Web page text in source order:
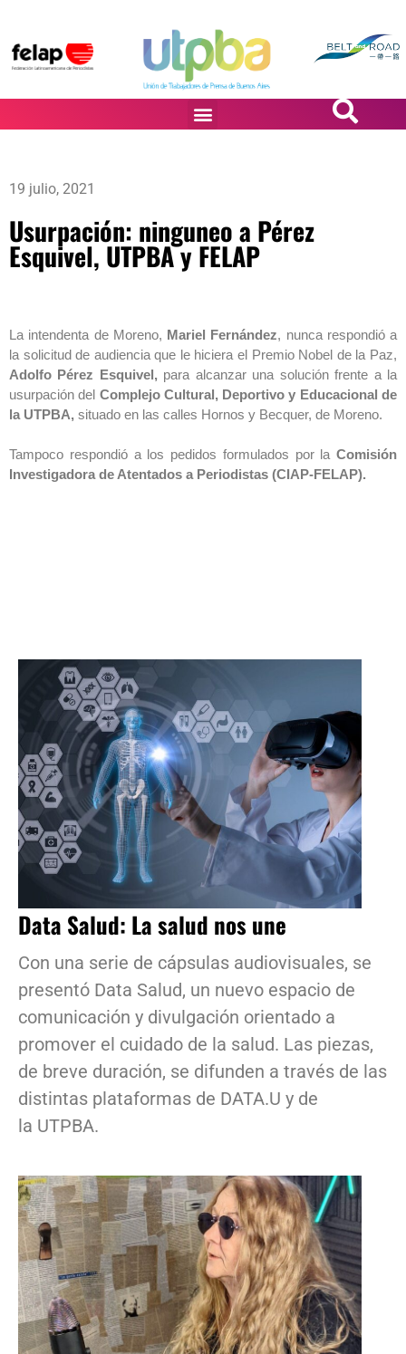
19 julio, 2021
Usurpación: ninguneo a Pérez
Esquivel, UTPBA y FELAP
La intendenta de Moreno, Mariel Fernández, nunca respondió a
la solicitud de audiencia que le hiciera el Premio Nobel de la Paz,
Adolfo Pérez Esquivel, para alcanzar una solución frente a la
usurpación del Complejo Cultural, Deportivo y Educacional de
la UTPBA, situado en las calles Hornos y Becquer, de Moreno.
Tampoco respondió a los pedidos formulados por la Comisión
Investigadora de Atentados a Periodistas (CIAP-FELAP).
Data Salud: La salud nos une
Con una serie de cápsulas audiovisuales, se
presentó Data Salud, un nuevo espacio de
comunicación y divulgación orientado a
promover el cuidado de la salud. Las piezas,
de breve duración, se difunden a través de las
distintas plataformas de DATA.U y de
la UTPBA.